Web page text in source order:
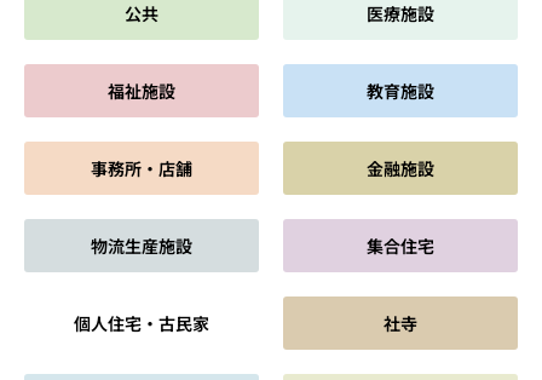
公共
福祉施設
事務所・店舗
物流生産施設
個人住宅・古民家
医療施設
教育施設
金融施設
集合住宅
社寺